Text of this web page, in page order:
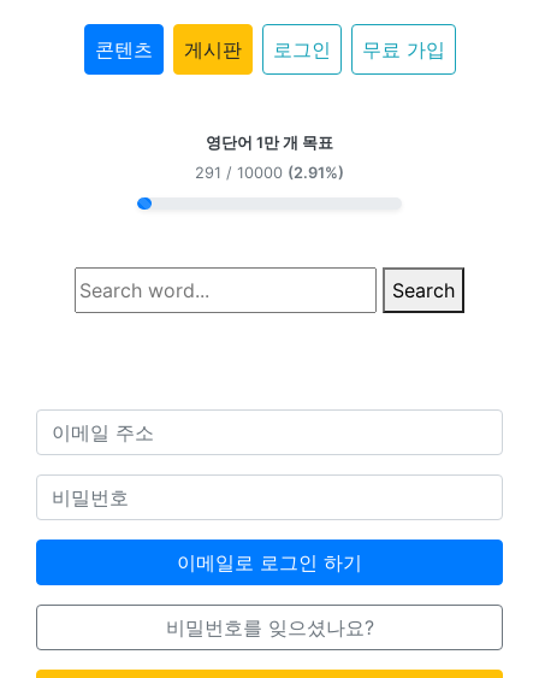
콘텐츠 게시판 로그인 무료 가입
영단어 1만 개 목표
291 / 10000 (2.91%)
Search
이메일로 로그인 하기
비밀번호를 잊으셨나요?